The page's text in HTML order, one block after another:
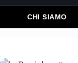
CHI SIAMO